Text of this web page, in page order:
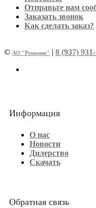
Отправьте нам
Заказать звонок
Как сделать заказ?
© АО "Решение" | 8 (937)
Информация
О нас
Новости
Дилерство
Скачать
Обратная связь